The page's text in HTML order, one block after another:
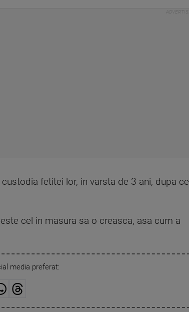
fetitei lor, in varsta de 3 ani, dupa ce
cel in masura sa o creasca, asa cum a
media preferat: